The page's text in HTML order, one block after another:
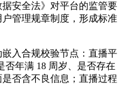
据安全法》对平台的监管要
管理规章制度，形成标准
入合规校验节点：直播平
年满 18 周岁、是否存在
否含不良信息；直播过程